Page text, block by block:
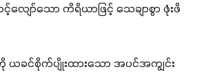
င့်လျော်သော ကိရိယာဖြင့် သေချာစွာ ဖုံးဖိ
ခင်စိုက်ပျိုးထားသော အပင်အကျွင်း